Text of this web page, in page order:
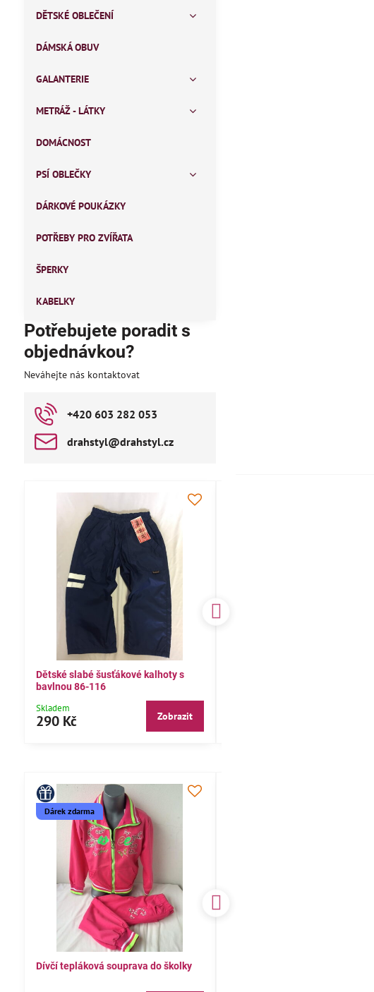
DĚTSKÉ OBLEČENÍ
DÁMSKÁ OBUV
GALANTERIE
METRÁŽ - LÁTKY
DOMÁCNOST
PSÍ OBLEČKY
DÁRKOVÉ POUKÁZKY
POTŘEBY PRO ZVÍŘATA
ŠPERKY
KABELKY
Potřebujete poradit s
objednávkou?
Neváhejte nás kontaktovat
+420 603 282 053
drahstyl​@drahstyl​.cz
Dětské slabé šusťákové kalhoty s
bavlnou 86-116
Skladem
290 Kč Zobrazit
Dárek zdarma
Dívčí tepláková souprava do školky